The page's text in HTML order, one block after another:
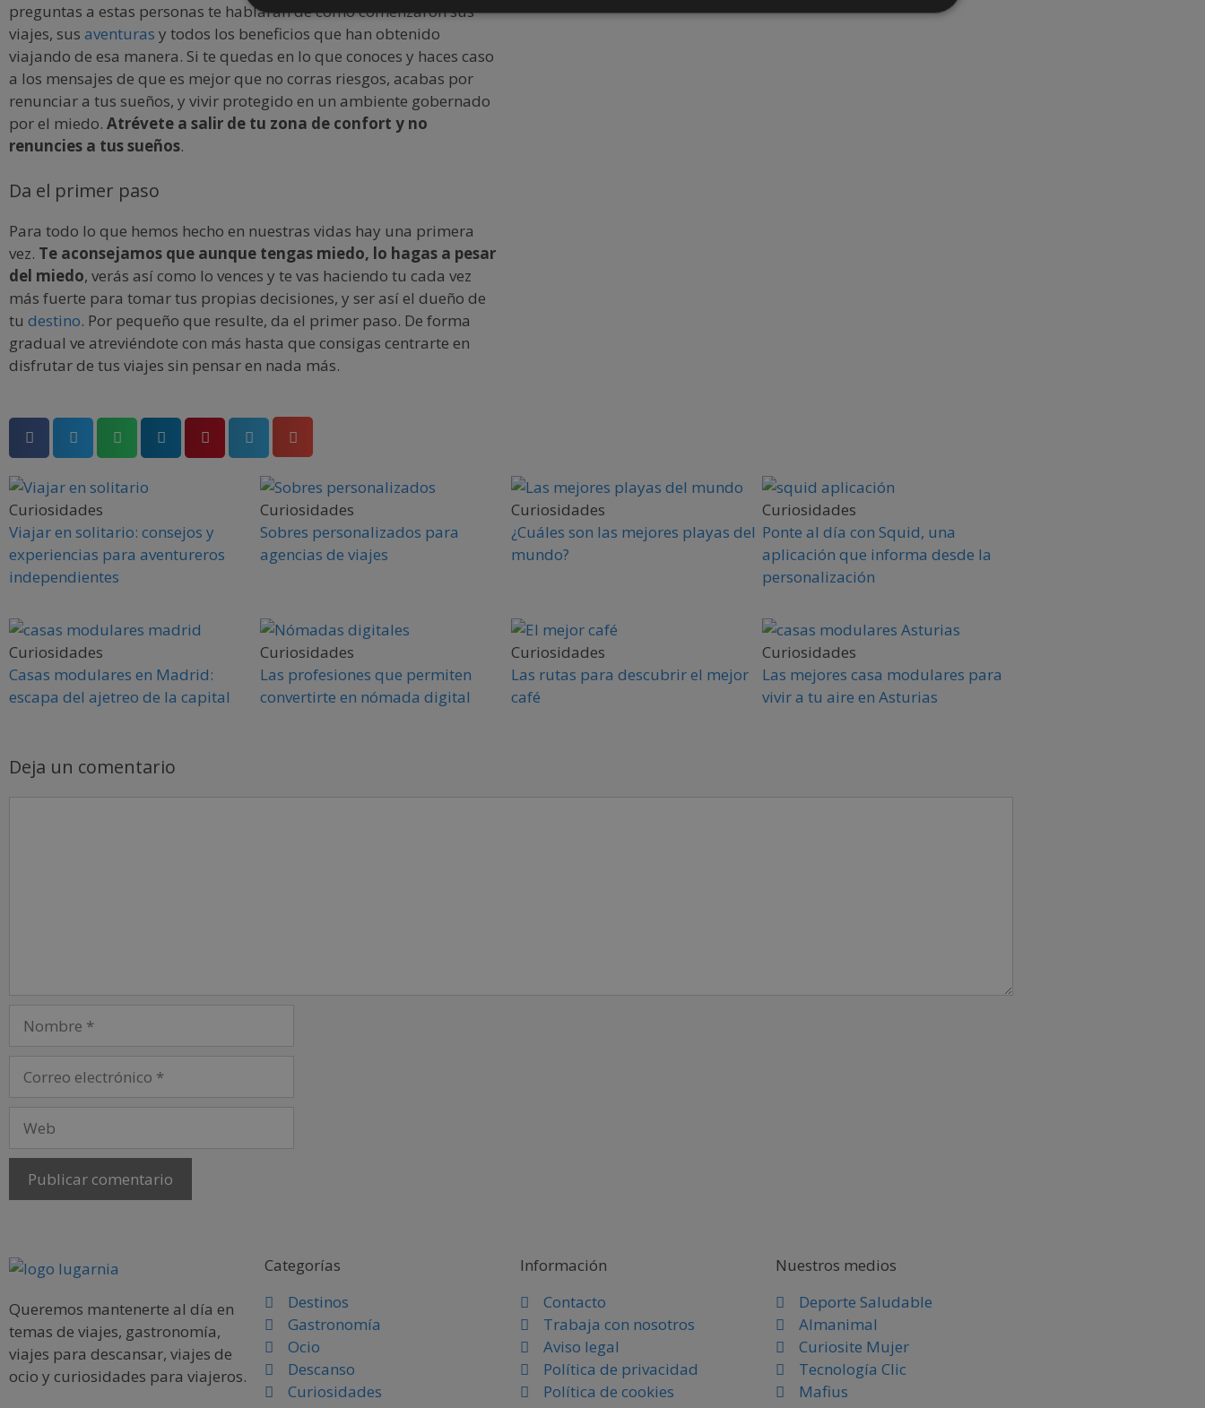
preguntas a estas personas te hablarán de cómo comenzaron sus
viajes, sus aventuras y todos los beneficios que han obtenido
viajando de esa manera. Si te quedas en lo que conoces y haces caso
a los mensajes de que es mejor que no corras riesgos, acabas por
renunciar a tus sueños, y vivir protegido en un ambiente gobernado
por el miedo. Atrévete a salir de tu zona de confort y no
renuncies a tus sueños.
Da el primer paso
Para todo lo que hemos hecho en nuestras vidas hay una primera
vez. Te aconsejamos que aunque tengas miedo, lo hagas a pesar
del miedo, verás así como lo vences y te vas haciendo tu cada vez
más fuerte para tomar tus propias decisiones, y ser así el dueño de
tu destino. Por pequeño que resulte, da el primer paso. De forma
gradual ve atreviéndote con más hasta que consigas centrarte en
disfrutar de tus viajes sin pensar en nada más.
Curiosidades
Viajar en solitario: consejos y
experiencias para aventureros
independientes
Curiosidades
Sobres personalizados para
agencias de viajes
Curiosidades
¿Cuáles son las mejores playas del
mundo?
Curiosidades
Ponte al día con Squid, una
aplicación que informa desde la
personalización
Curiosidades
Casas modulares en Madrid:
escapa del ajetreo de la capital
Curiosidades
Las profesiones que permiten
convertirte en nómada digital
Curiosidades
Las rutas para descubrir el mejor
café
Curiosidades
Las mejores casa modulares para
vivir a tu aire en Asturias
Deja un comentario
Queremos mantenerte al día en
temas de viajes, gastronomía,
viajes para descansar, viajes de
ocio y curiosidades para viajeros.
Categorías
Destinos
Gastronomía
Ocio
Descanso
Curiosidades
Información
Contacto
Trabaja con nosotros
Aviso legal
Política de privacidad
Política de cookies
Nuestros medios
Deporte Saludable
Almanimal
Curiosite Mujer
Tecnología Clic
Mafius